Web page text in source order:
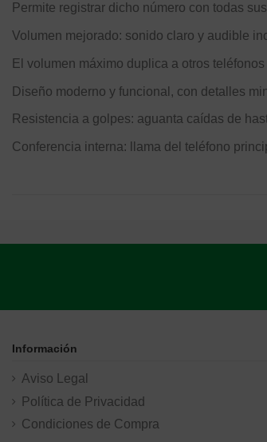
Permite registrar dicho número con todas
Volumen mejorado: sonido claro y audible
El volumen máximo duplica a otros
Diseño moderno y funcional, con detalles
Resistencia a golpes: aguanta caídas de
Conferencia interna: llama del teléfono
Información
Aviso Legal
Política de Privacidad
Condiciones de Compra